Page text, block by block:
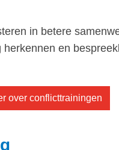
in betere
en
over conflicttrainingen